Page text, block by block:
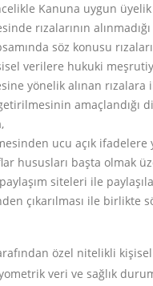
Kanuna uygun
rızalarının
söz konusu
verilere hukuki
yönelik alınan
amaçlandığı
ucu açık
hususları başta olmak
siteleri ile
çıkarılması ile birlikte
özel nitelikli
veri ve sağlık